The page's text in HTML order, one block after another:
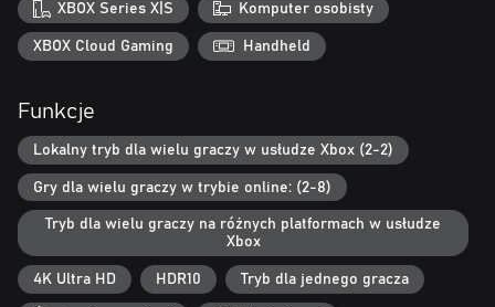
XBOX Series X|S Komputer osobisty
XBOX Cloud Gaming Handheld
Funkcje
Lokalny tryb dla wielu graczy w usłudze Xbox (2-2)
Gry dla wielu graczy w trybie online: (2-8)
Tryb dla wielu graczy na różnych platformach w usłudze
Xbox
4K Ultra HD HDR10 Tryb dla jednego gracza